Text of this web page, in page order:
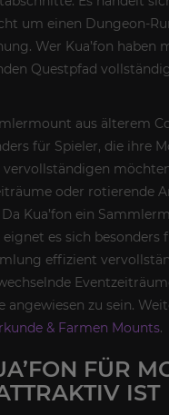
um einen Dungeon-
Wer Kua’fon haben
Questpfad vollständig
aus älterem
für Spieler, die ihre
oder rotierende
Kua’fon ein
es sich besonders
effizient
zu sein.
& Farmen Mounts.
FÜR
IST